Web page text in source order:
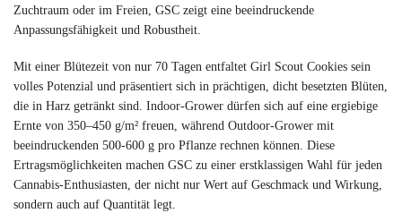
Zuchtraum oder im Freien, GSC zeigt eine beeindruckende
Anpassungsfähigkeit und Robustheit.
Mit einer Blütezeit von nur 70 Tagen entfaltet Girl Scout Cookies sein
volles Potenzial und präsentiert sich in prächtigen, dicht besetzten Blüten,
die in Harz getränkt sind. Indoor-Grower dürfen sich auf eine ergiebige
Ernte von 350–450 g/m² freuen, während Outdoor-Grower mit
beeindruckenden 500-600 g pro Pflanze rechnen können. Diese
Ertragsmöglichkeiten machen GSC zu einer erstklassigen Wahl für jeden
Cannabis-Enthusiasten, der nicht nur Wert auf Geschmack und Wirkung,
sondern auch auf Quantität legt.